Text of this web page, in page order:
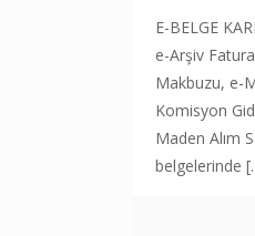
E-BELGE
e-Arşiv
Makbuzu, e-
Komisyon
Maden Alım
belgelerinde